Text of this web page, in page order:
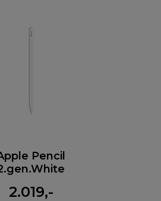
Pencil
2.019,-